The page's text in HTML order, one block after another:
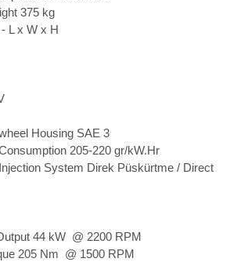
375 kg
L x W x H
Housing SAE 3
205-220 gr/kW.Hr
System Direk Püskürtme / Direct
44 kW @ 2200 RPM
205 Nm @ 1500 RPM